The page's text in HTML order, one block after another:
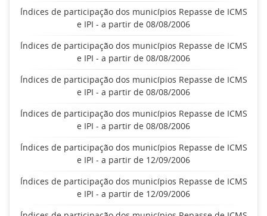
Índices de participação dos municípios Repasse de ICMS
e IPI - a partir de 08/08/2006
Índices de participação dos municípios Repasse de ICMS
e IPI - a partir de 08/08/2006
Índices de participação dos municípios Repasse de ICMS
e IPI - a partir de 08/08/2006
Índices de participação dos municípios Repasse de ICMS
e IPI - a partir de 08/08/2006
Índices de participação dos municípios Repasse de ICMS
e IPI - a partir de 12/09/2006
Índices de participação dos municípios Repasse de ICMS
e IPI - a partir de 12/09/2006